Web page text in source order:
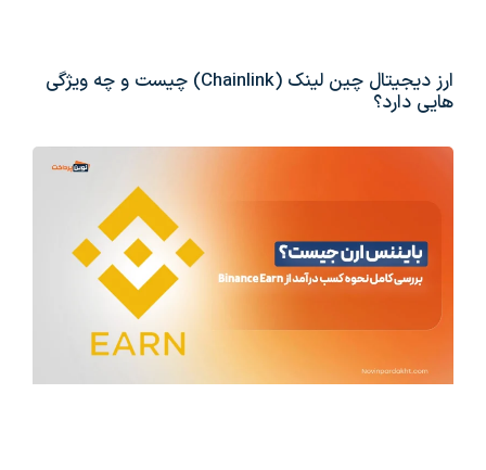
ارز دیجیتال چین لینک (Chainlink) چیست و چه ویژگی
هایی دارد؟